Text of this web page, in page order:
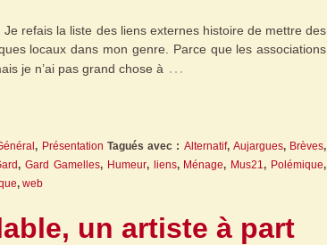
refais la liste des liens externes histoire de mettre des
locaux dans mon genre. Parce que les associations
je n’ai pas grand chose à …
, Présentation Tagués avec : Alternatif,Aujargues, Brèves,
, Gard Gamelles, Humeur, liens, Ménage, Mus21, Polémique,
,web
un artiste à part